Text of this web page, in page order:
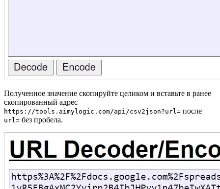
Полученное значение скопируйте целиком и вставьте в ранее
скопированный адрес
https://tools.aimylogic.com/api/csv2json?url= после
url= без пробела.